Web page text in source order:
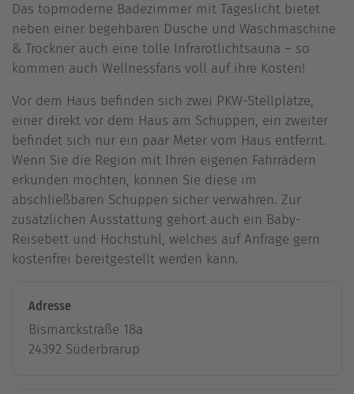
Das topmoderne Badezimmer mit Tageslicht bietet
neben einer begehbaren Dusche und Waschmaschine
& Trockner auch eine tolle Infrarotlichtsauna – so
kommen auch Wellnessfans voll auf ihre Kosten!
Vor dem Haus befinden sich zwei PKW-Stellplätze,
einer direkt vor dem Haus am Schuppen, ein zweiter
befindet sich nur ein paar Meter vom Haus entfernt.
Wenn Sie die Region mit Ihren eigenen Fahrrädern
erkunden möchten, können Sie diese im
abschließbaren Schuppen sicher verwahren. Zur
zusätzlichen Ausstattung gehört auch ein Baby-
Reisebett und Hochstuhl, welches auf Anfrage gern
kostenfrei bereitgestellt werden kann.
Adresse
Bismarckstraße 18a
24392 Süderbrarup